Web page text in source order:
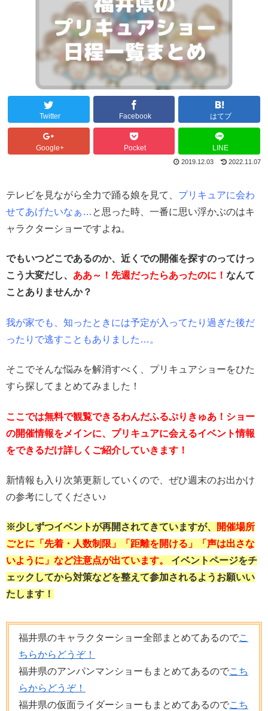
Twitter Facebook はてブ
Google+ Pocket LINE
2019.12.03 2022.11.07
テレビを見ながら全力で踊る娘を見て、 プリキュアに会わ
せてあげたいなぁ… と思った時、一番に思い浮かぶのはキ
ャラクターショーですよね。
でもいつどこであるのか、近くでの開催を探すのってけっ
こう大変だし、 ああ～！先週だったらあったのに！ なんて
ことありませんか？
我が家でも、知ったときには予定が入ってたり過ぎた後だ
ったりで逃すこともありました…。
そこでそんな悩みを解消すべく、プリキュアショーをひた
すら探してまとめてみました！
ここでは無料で観覧できるわんだふるぷりきゅあ！ショー
の開催情報をメインに、プリキュアに会えるイベント情報
をできるだけ詳しくご紹介していきます！
新情報も入り次第更新していくので、ぜひ週末のお出かけ
の参考にしてください♪
※少しずつイベントが再開されてきていますが、
開催場所
ごとに「先着・人数制限」「距離を開ける」「声は出さな
いように」など注意点が出ています。 イベントページをチ
ェックしてから対策などを整えて参加されるようお願いい
たします！
福井県のキャラクターショー全部まとめてあるのでこ
ちらからどうぞ！
福井県のアンパンマンショーもまとめてあるのでこち
らからどうぞ！
福井県の仮面ライダーショーもまとめてあるのでこち